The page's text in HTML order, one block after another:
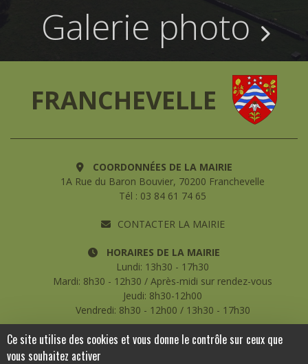
Galerie photo
FRANCHEVELLE
COORDONNÉES DE LA MAIRIE
1A Rue du Baron Bouvier, 70200 Franchevelle
Tél : 03 84 61 74 65
CONTACTER LA MAIRIE
HORAIRES DE LA MAIRIE
Lundi: 13h30 - 17h30
Mardi: 8h30 - 12h30 / Après-midi sur rendez-vous
Jeudi: 8h30-12h00
Vendredi: 8h30 - 12h00 / 13h30 - 17h30
Copyright ©2020 - Commune de Franchevelle - Tous droits
Ce site utilise des cookies et vous donne le contrôle sur ceux que
vous souhaitez activer